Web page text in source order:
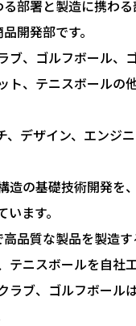
部署と製造に携わる
開発部です。
、ゴルフボール、
ト、テニスボールの
デザイン、エンジ
造の基礎技術開発
ます。
品質な製品を製造
テニスボールを自社
ラブ、ゴルフボール